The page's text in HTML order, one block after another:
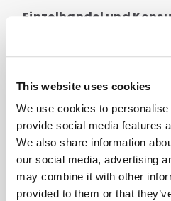
This website uses cookies
We use cookies to
provide social media features
We also share information
our social media, advertising
may combine it with other
provided to them or that
Einzelhandel und
Kosmetik oder
Seitenfaltenbeutel
verfügbaren Platz im
Kaffeeröstereien:Für
Kaffeebohnen stehen
Ventil zur Verfügung.
entweichen, hält aber
draußen.